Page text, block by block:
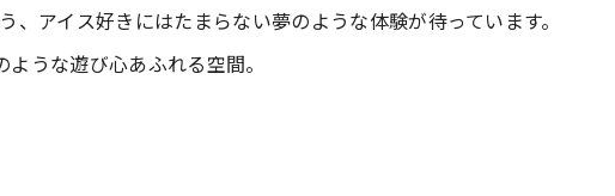
、アイス好きにはたまらない夢のような体験が待っています。
うな遊び心あふれる空間。